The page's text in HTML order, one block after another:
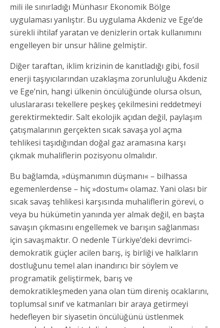
mili ile sınırladığı Münhasır Ekonomik Bölge
uygulaması yanlıştır. Bu uygulama Akdeniz ve Ege’de
sürekli ihtilaf yaratan ve denizlerin ortak kullanımını
engelleyen bir unsur hâline gelmiştir.
Diğer taraftan, iklim krizinin de kanıtladığı gibi, fosil
enerji taşıyıcılarından uzaklaşma zorunluluğu Akdeniz
ve Ege’nin, hangi ülkenin öncülüğünde olursa olsun,
uluslararası tekellere peşkeş çekilmesini reddetmeyi
gerektirmektedir. Salt ekolojik açıdan değil, paylaşım
çatışmalarının gerçekten sıcak savaşa yol açma
tehlikesi taşıdığından doğal gaz aramasına karşı
çıkmak muhaliflerin pozisyonu olmalıdır.
Bu bağlamda, »düşmanımın düşmanı« – bilhassa
egemenlerdense – hiç »dostum« olamaz. Yani olası bir
sıcak savaş tehlikesi karşısında muhaliflerin görevi, o
veya bu hükümetin yanında yer almak değil, en başta
savaşın çıkmasını engellemek ve barışın sağlanması
için savaşmaktır. O nedenle Türkiye’deki devrimci-
demokratik güçler acilen barış, iş birliği ve halkların
dostluğunu temel alan inandırıcı bir söylem ve
programatik geliştirmek, barış ve
demokratikleşmeden yana olan tüm direniş ocaklarını,
toplumsal sınıf ve katmanları bir araya getirmeyi
hedefleyen bir siyasetin öncülüğünü üstlenmek